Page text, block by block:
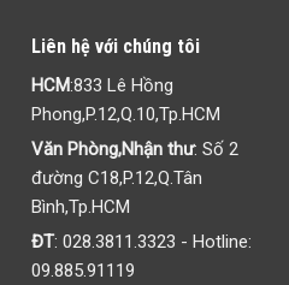
Liên hệ với chúng tôi
HCM:833 Lê Hồng
Phong,P.12,Q.10,Tp.HCM
Văn Phòng,Nhận thư: Số 2
đường C18,P.12,Q.Tân
Bình,Tp.HCM
ĐT: 028.3811.3323 - Hotline:
09.885.91119